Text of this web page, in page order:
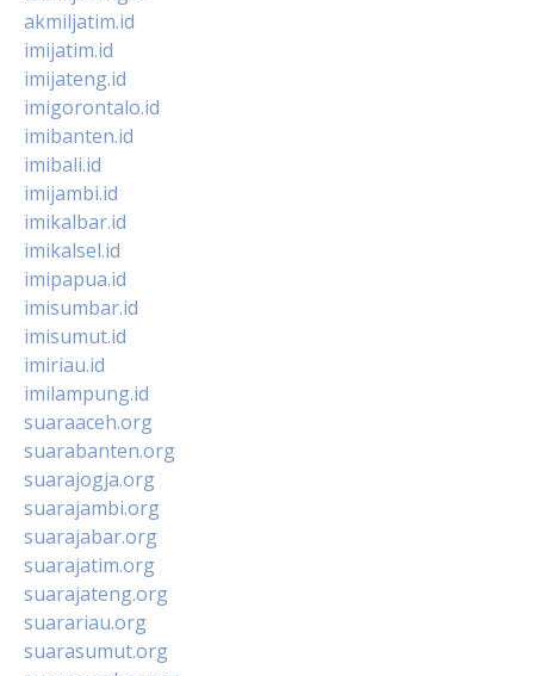
akmiljatim.id
imijatim.id
imijateng.id
imigorontalo.id
imibanten.id
imibali.id
imijambi.id
imikalbar.id
imikalsel.id
imipapua.id
imisumbar.id
imisumut.id
imiriau.id
imilampung.id
suaraaceh.org
suarabanten.org
suarajogja.org
suarajambi.org
suarajabar.org
suarajatim.org
suarajateng.org
suarariau.org
suarasumut.org